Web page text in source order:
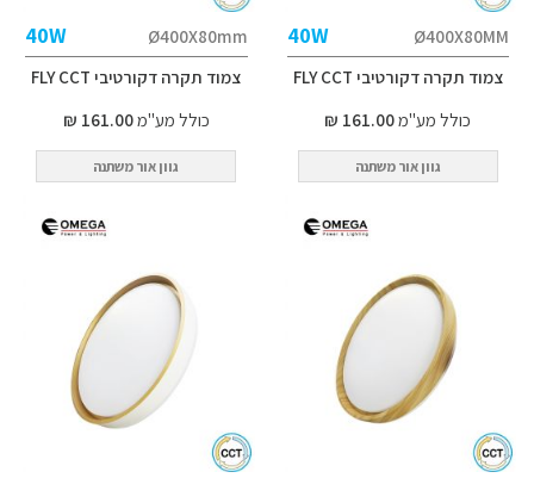
Ø400X80MM
40W
צמוד תקרה דקורטיבי FLY CCT
כולל מע"מ161.00 ₪
גוון אור משתנה
Ø400X80mm
40W
צמוד תקרה דקורטיבי FLY CCT
כולל מע"מ161.00 ₪
גוון אור משתנה